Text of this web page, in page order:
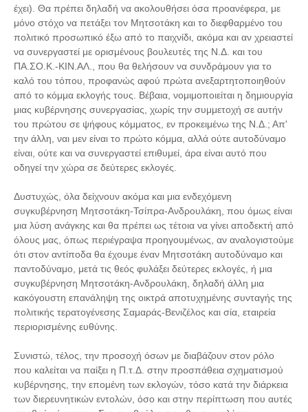
έχει). Θα πρέπει δηλαδή να ακολουθήσει όσα προανέφερα, με
μόνο στόχο να πετάξει τον Μητσοτάκη και το διεφθαρμένο του
πολιτικό προσωπικό έξω από το παιχνίδι, ακόμα και αν χρειαστεί
να συνεργαστεί με ορισμένους βουλευτές της Ν.Δ. και του
ΠΑ.ΣΟ.Κ.-ΚΙΝ.ΑΛ., που θα θελήσουν να συνδράμουν για το
καλό του τόπου, προφανώς αφού πρώτα ανεξαρτητοποιηθούν
από το κόμμα εκλογής τους. Βέβαια, νομιμοποιείται η δημιουργία
μιας κυβέρνησης συνεργασίας, χωρίς την συμμετοχή σε αυτήν
του πρώτου σε ψήφους κόμματος, εν προκειμένω της Ν.Δ.; Απ'
την άλλη, ναι μεν είναι το πρώτο κόμμα, αλλά ούτε αυτοδύναμο
είναι, ούτε και να συνεργαστεί επιθυμεί, άρα είναι αυτό που
οδηγεί την χώρα σε δεύτερες εκλογές.
Δυστυχώς, όλα δείχνουν ακόμα και μια ενδεχόμενη
συγκυβέρνηση Μητσοτάκη-Τσίπρα-Ανδρουλάκη, που όμως είναι
μια λύση ανάγκης και θα πρέπει ως τέτοια να γίνει αποδεκτή από
όλους μας, όπως περιέγραψα προηγουμένως, αν αναλογιστούμε
ότι στον αντίποδα θα έχουμε έναν Μητσοτάκη αυτοδύναμο και
παντοδύναμο, μετά τις θεός φυλάξει δεύτερες εκλογές, ή μια
συγκυβέρνηση Μητσοτάκη-Ανδρουλάκη, δηλαδή άλλη μια
κακόγουστη επανάληψη της οικτρά αποτυχημένης συνταγής της
πολιτικής τερατογένεσης Σαμαράς-Βενιζέλος και σία, εταιρεία
περιορισμένης ευθύνης.
Συνιστώ, τέλος, την προσοχή όσων με διαβάζουν στον ρόλο
που καλείται να παίξει η Π.τ.Δ. στην προσπάθεια σχηματισμού
κυβέρνησης, την επομένη των εκλογών, τόσο κατά την διάρκεια
των διερευνητικών εντολών, όσο και στην περίπτωση που αυτές